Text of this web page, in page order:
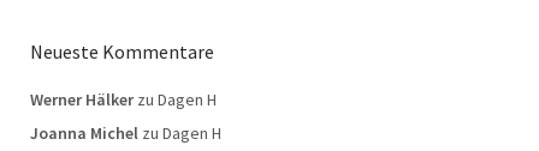
Neueste Kommentare
Werner Hälkerzu Dagen H
Joanna Michel zu Dagen H